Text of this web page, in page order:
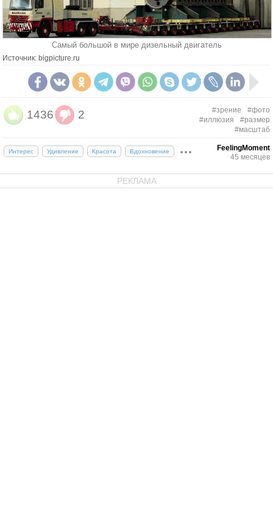
Самый большой в мире дизельный двигатель
Источник: bigpicture.ru
1436 2 #зрение
#фото
#иллюзия
#размер
#масштаб
Интерес Удивление Красота Вдохновение
FeelingMoment
45 месяцев
РЕКЛАМА